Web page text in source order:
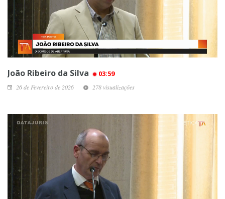
João Ribeiro da Silva 03:59
26 de Fevereiro de 2026 278 visualizações